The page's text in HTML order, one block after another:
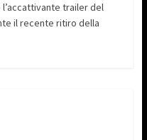
trailer del
il recente ritiro della